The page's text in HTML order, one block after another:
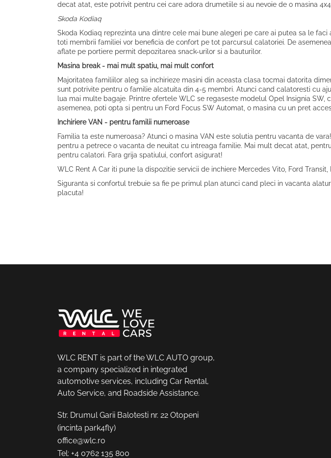
decat atat, este potrivit pentru cei care adora drumetiile si au nevoie de o masina
Skoda Kodiaq
Skoda Kodiaq reprezinta una dintre cele mai bune alegeri pe care ai putea sa le
toti membrii familiei vor beneficia de confort pe tot parcursul calatoriei. De
aflate pe portiere permit depozitarea snack-urilor si a bauturilor.
Masina break - mai mult spatiu, mai mult confort
Majoritatea familiilor aleg sa inchirieze masini din aceasta clasa tocmai datorita
sunt potrivite pentru o familie alcatuita din 4-5 membri. Atunci cand calatoresti cu
lua mai multe bagaje. Printre ofertele WLC se regaseste modelul Opel Insignia
asemenea, poti opta si pentru un Ford Focus SW Automat, o masina cu un pret
Inchiriere VAN - pentru familii numeroase
Familia ta este numeroasa? Atunci o masina VAN este solutia pentru vacanta de
pentru a petrece o vacanta de neuitat cu intreaga familie. Mai mult decat atat,
pentru calatori. Fara grija spatiului, confort asigurat!
WLC Rent A Car iti pune la dispozitie servicii de inchiere Mercedes Vito, Ford
Siguranta si confortul trebuie sa fie pe primul plan atunci cand pleci in vacanta
placuta!
WLC RENT is part of the WLC AUTO group,
a company specialized in integrated
automotive services, including Car Rental,
Auto Service, and Roadside Assistance.
Str. Drumul Garii Balotesti nr. 22 Otopeni
(incinta park4fly)
office@wlc.ro
Tel: +4 0762 135 800